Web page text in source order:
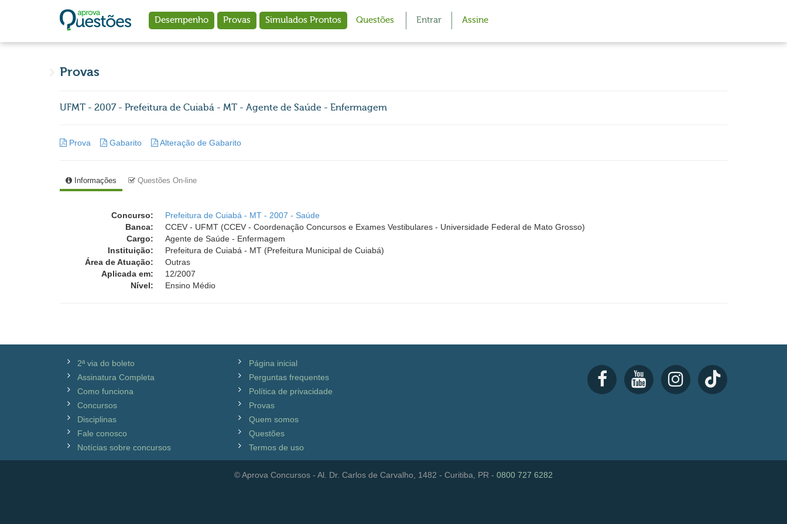
Desempenho Provas Simulados Prontos Questões Entrar Assine
Provas
UFMT - 2007 - Prefeitura de Cuiabá - MT - Agente de Saúde - Enfermagem
Prova Gabarito Alteração de Gabarito
Informações Questões On-line
Concurso:
Prefeitura de Cuiabá - MT - 2007 - Saúde
Banca:
CCEV - UFMT (CCEV - Coordenação Concursos e Exames Vestibulares - Universidade Federal de Mato Grosso)
Cargo:
Agente de Saúde - Enfermagem
Instituição:
Prefeitura de Cuiabá - MT (Prefeitura Municipal de Cuiabá)
Área de Atuação:
Outras
Aplicada em:
12/2007
Nível:
Ensino Médio
2ª via do boleto
Assinatura Completa
Como funciona
Concursos
Disciplinas
Fale conosco
Notícias sobre concursos
Página inicial
Perguntas frequentes
Política de privacidade
Provas
Quem somos
Questões
Termos de uso
© Aprova Concursos - Al. Dr. Carlos de Carvalho, 1482 - Curitiba, PR - 0800 727 6282